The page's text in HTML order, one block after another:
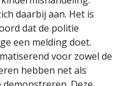
daarbij aan. Het is
dat de politie
een melding doet.
voor zowel de
hebben net als